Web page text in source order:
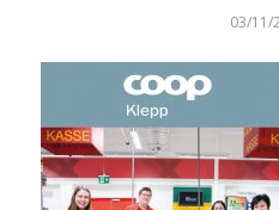
03/11/